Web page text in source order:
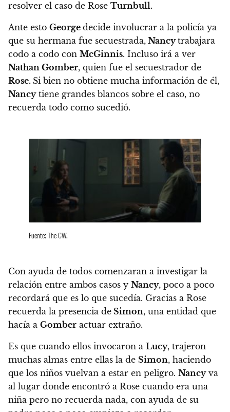
resolver el caso de Rose Turnbull.
Ante esto George decide involucrar a la policía ya
que su hermana fue secuestrada, Nancytrabajara
codo a codo con McGinnis. Incluso irá a ver
Nathan Gomber, quien fue el secuestrador de
Rose. Si bien no obtiene mucha información de él,
Nancytiene grandes blancos sobre el caso, no
recuerda todo como sucedió.
Fuente: The CW.
Con ayuda de todos comenzaran a investigar la
relación entre ambos casos y Nancy, poco a poco
recordará que es lo que sucedía. Gracias a Rose
recuerda la presencia de Simon, una entidad que
hacía a Gomber actuar extraño.
Es que cuando ellos invocaron a Lucy, trajeron
muchas almas entre ellas la de Simon, haciendo
que los niños vuelvan a estar en peligro. Nancyva
al lugar donde encontró a Rose cuando era una
niña pero no recuerda nada, con ayuda de su